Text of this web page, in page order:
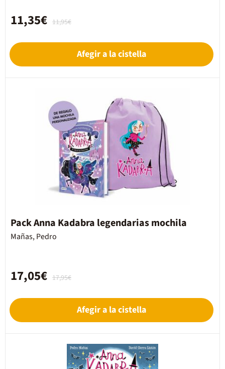
11,95€
11,35€
Afegir a la cistella
Pack Anna Kadabra legendarias mochila
Mañas, Pedro
17,95€
17,05€
Afegir a la cistella